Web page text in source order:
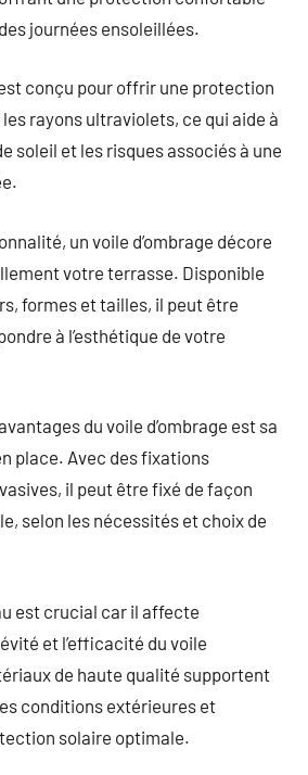
journées ensoleillées.
conçu pour offrir une protection
rayons ultraviolets, ce qui aide à
soleil et les risques associés à une
un voile d’ombrage décore
votre terrasse. Disponible
formes et tailles, il peut être
à l’esthétique de votre
du voile d’ombrage est sa
place. Avec des fixations
il peut être fixé de façon
selon les nécessités et choix de
est crucial car il affecte
et l’efficacité du voile
de haute qualité supportent
conditions extérieures et
solaire optimale.